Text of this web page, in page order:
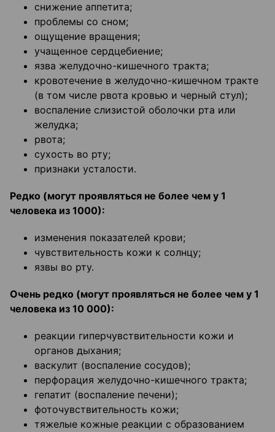
снижение аппетита;
проблемы со сном;
ощущение вращения;
учащенное сердцебиение;
язва желудочно-кишечного тракта;
кровотечение в желудочно-кишечном тракте
(в том числе рвота кровью и черный стул);
воспаление слизистой оболочки рта или
желудка;
рвота;
сухость во рту;
признаки усталости.
Редко (могут проявляться не более чем у 1
человека из 1000):
изменения показателей крови;
чувствительность кожи к солнцу;
язвы во рту.
Очень редко (могут проявляться не более чем у 1
человека из 10 000):
реакции гиперчувствительности кожи и
органов дыхания;
васкулит (воспаление сосудов);
перфорация желудочно-кишечного тракта;
гепатит (воспаление печени);
фоточувствительность кожи;
тяжелые кожные реакции с образованием